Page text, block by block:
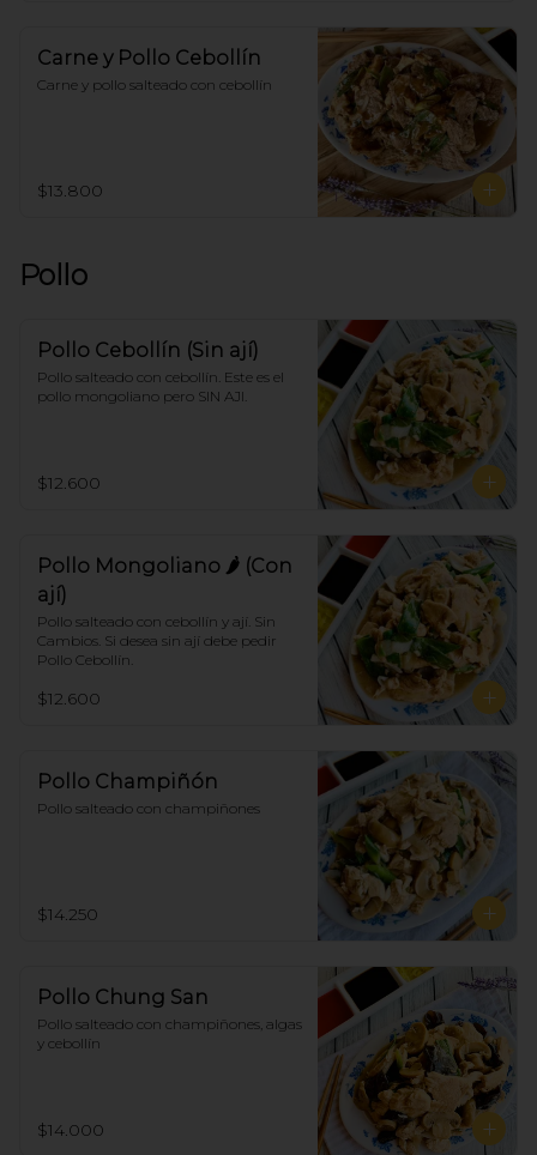
Carne y Pollo Cebollín
Carne y pollo salteado con cebollín
$13.800
Pollo
Pollo Cebollín (Sin ají)
Pollo salteado con cebollín. Este es el
pollo mongoliano pero SIN AJI.
$12.600
Pollo Mongoliano 🌶 (Con
ají)
Pollo salteado con cebollín y ají. Sin
Cambios. Si desea sin ají debe pedir
Pollo Cebollín.
$12.600
Pollo Champiñón
Pollo salteado con champiñones
$14.250
Pollo Chung San
Pollo salteado con champiñones, algas
y cebollín
$14.000